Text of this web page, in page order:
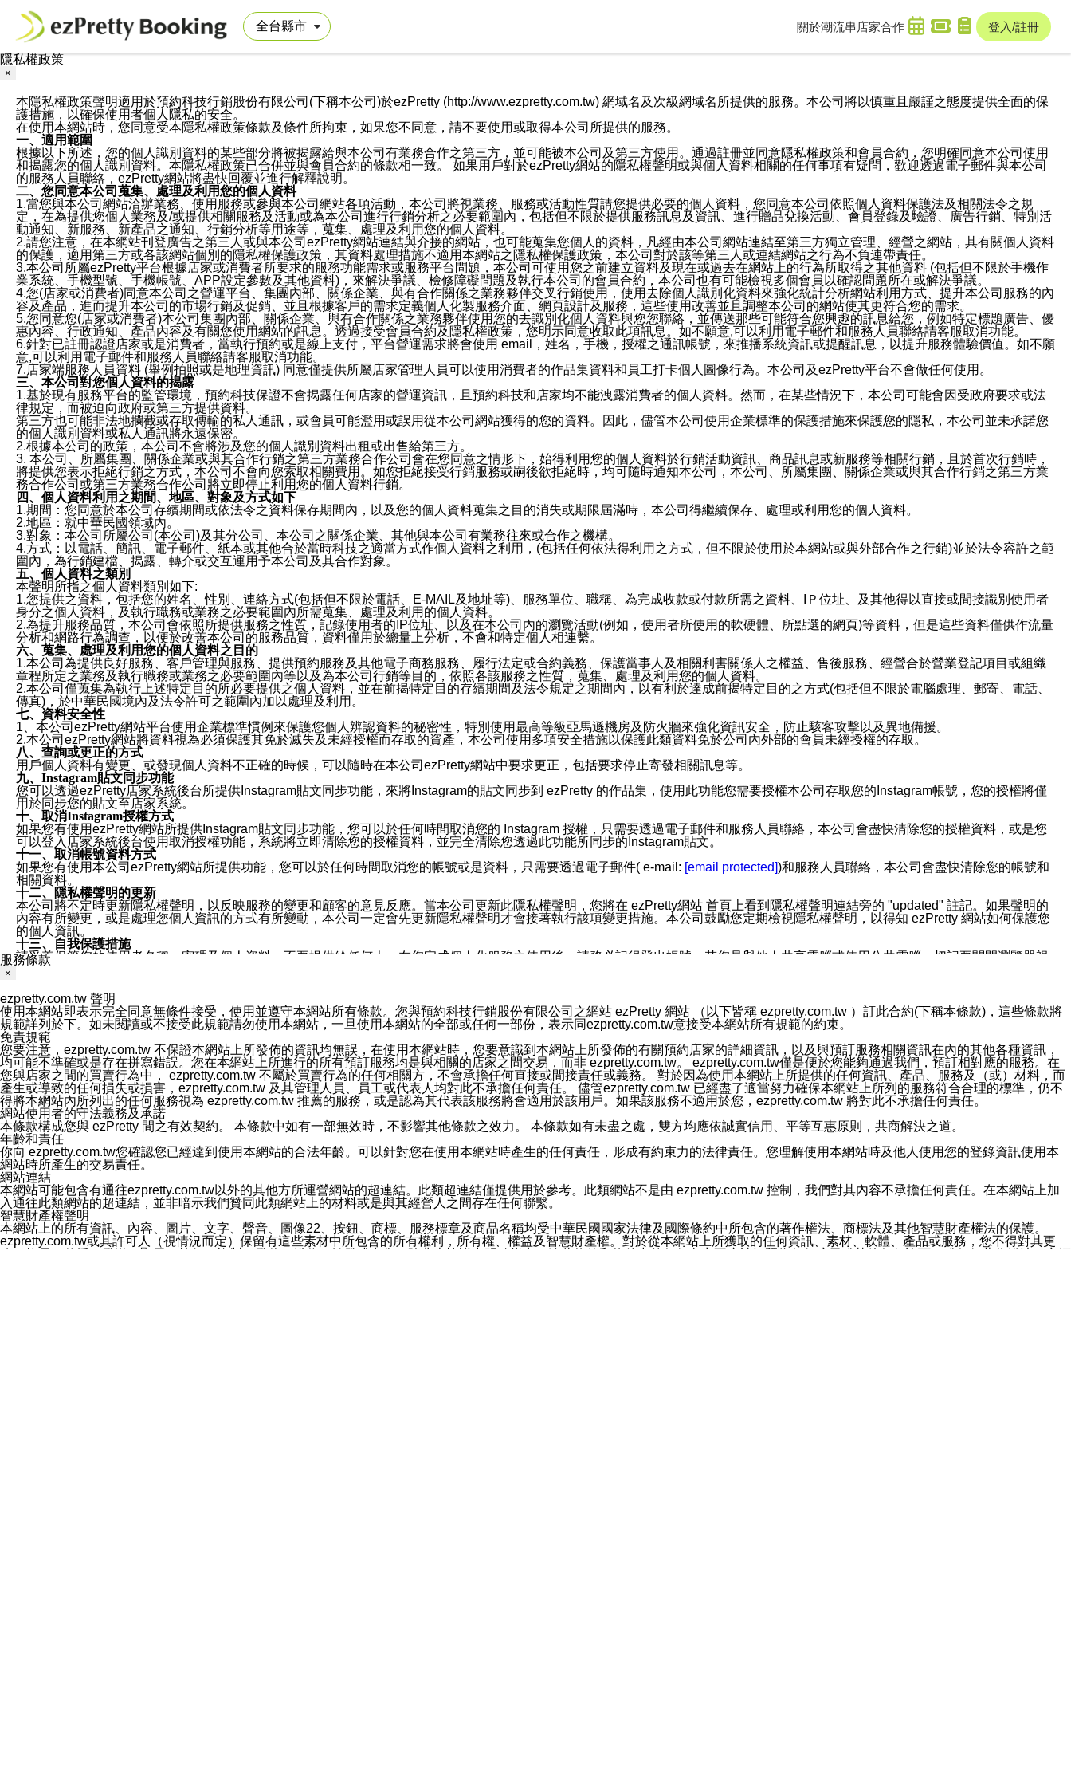
關於潮流串 店家合作 登入/註冊
隱私權政策
×
本隱私權政策聲明適用於預約科技行銷股份有限公司(下稱本公司)於ezPretty (http://www.ezpretty.com.tw) 網域名及次級網域名所提供的服務。本公司將以慎重且嚴謹之態度提供全面的保
護措施，以確保使用者個人隱私的安全。
在使用本網站時，您同意受本隱私權政策條款及條件所拘束，如果您不同意，請不要使用或取得本公司所提供的服務。
一、適用範圍
根據以下所述，您的個人識別資料的某些部分將被揭露給與本公司有業務合作之第三方，並可能被本公司及第三方使用。通過註冊並同意隱私權政策和會員合約，您明確同意本公司使用
和揭露您的個人識別資料。本隱私權政策已合併並與會員合約的條款相一致。 如果用戶對於ezPretty網站的隱私權聲明或與個人資料相關的任何事項有疑問，歡迎透過電子郵件與本公司
的服務人員聯絡，ezPretty網站將盡快回覆並進行解釋說明。
二、您同意本公司蒐集、處理及利用您的個人資料
1.當您與本公司網站洽辦業務、使用服務或參與本公司網站各項活動，本公司將視業務、服務或活動性質請您提供必要的個人資料，您同意本公司依照個人資料保護法及相關法令之規
定，在為提供您個人業務及/或提供相關服務及活動或為本公司進行行銷分析之必要範圍內，包括但不限於提供服務訊息及資訊、進行贈品兌換活動、會員登錄及驗證、廣告行銷、特別活
動通知、新服務、新產品之通知、行銷分析等用途等，蒐集、處理及利用您的個人資料。
2.請您注意，在本網站刊登廣告之第三人或與本公司ezPretty網站連結與介接的網站，也可能蒐集您個人的資料，凡經由本公司網站連結至第三方獨立管理、經營之網站，其有關個人資料
的保護，適用第三方或各該網站個別的隱私權保護政策，其資料處理措施不適用本網站之隱私權保護政策，本公司對於該等第三人或連結網站之行為不負連帶責任。
3.本公司所屬ezPretty平台根據店家或消費者所要求的服務功能需求或服務平台問題，本公司可使用您之前建立資料及現在或過去在網站上的行為所取得之其他資料 (包括但不限於手機作
業系統、手機型號、手機帳號、APP設定參數及其他資料)，來解決爭議、檢修障礙問題及執行本公司的會員合約，本公司也有可能檢視多個會員以確認問題所在或解決爭議。
4.您(店家或消費者)同意本公司之營運平台、集團內部、關係企業、與有合作關係之業務夥伴交叉行銷使用，使用去除個人識別化資料來強化統計分析網站利用方式、提升本公司服務的內
容及產品，進而提升本公司的市場行銷及促銷、並且根據客戶的需求定義個人化製服務介面、網頁設計及服務，這些使用改善並且調整本公司的網站使其更符合您的需求。
5.您同意您(店家或消費者)本公司集團內部、關係企業、與有合作關係之業務夥伴使用您的去識別化個人資料與您您聯絡，並傳送那些可能符合您興趣的訊息給您，例如特定標題廣告、優
惠內容、行政通知、產品內容及有關您使用網站的訊息。透過接受會員合約及隱私權政策，您明示同意收取此項訊息。如不願意,可以利用電子郵件和服務人員聯絡請客服取消功能。
6.針對已註冊認證店家或是消費者，當執行預約或是線上支付，平台營運需求將會使用 email，姓名，手機，授權之通訊帳號，來推播系統資訊或提醒訊息，以提升服務體驗價值。如不願
意,可以利用電子郵件和服務人員聯絡請客服取消功能。
7.店家端服務人員資料 (舉例拍照或是地理資訊) 同意僅提供所屬店家管理人員可以使用消費者的作品集資料和員工打卡個人圖像行為。本公司及ezPretty平台不會做任何使用。
三、本公司對您個人資料的揭露
1.基於現有服務平台的監管環境，預約科技保證不會揭露任何店家的營運資訊，且預約科技和店家均不能洩露消費者的個人資料。然而，在某些情況下，本公司可能會因受政府要求或法
律規定，而被迫向政府或第三方提供資料。
第三方也可能非法地攔截或存取傳輸的私人通訊，或會員可能濫用或誤用從本公司網站獲得的您的資料。因此，儘管本公司使用企業標準的保護措施來保護您的隱私，本公司並未承諾您
的個人識別資料或私人通訊將永遠保密。
2.根據本公司的政策，本公司不會將涉及您的個人識別資料出租或出售給第三方。
3. 本公司、所屬集團、關係企業或與其合作行銷之第三方業務合作公司會在您同意之情形下，始得利用您的個人資料於行銷活動資訊、商品訊息或新服務等相關行銷，且於首次行銷時，
將提供您表示拒絕行銷之方式，本公司不會向您索取相關費用。如您拒絕接受行銷服務或嗣後欲拒絕時，均可隨時通知本公司，本公司、所屬集團、關係企業或與其合作行銷之第三方業
務合作公司或第三方業務合作公司將立即停止利用您的個人資料行銷。
四、個人資料利用之期間、地區、對象及方式如下
1.期間：您同意於本公司存續期間或依法令之資料保存期間內，以及您的個人資料蒐集之目的消失或期限屆滿時，本公司得繼續保存、處理或利用您的個人資料。
2.地區：就中華民國領域內。
3.對象：本公司所屬公司(本公司)及其分公司、本公司之關係企業、其他與本公司有業務往來或合作之機構。
4.方式：以電話、簡訊、電子郵件、紙本或其他合於當時科技之適當方式作個人資料之利用，(包括任何依法得利用之方式，但不限於使用於本網站或與外部合作之行銷)並於法令容許之範
圍內，為行銷建檔、揭露、轉介或交互運用予本公司及其合作對象。
五、個人資料之類別
本聲明所指之個人資料類別如下:
1.您提供之資料，包括您的姓名、性別、連絡方式(包括但不限於電話、E-MAIL及地址等)、服務單位、職稱、為完成收款或付款所需之資料、IＰ位址、及其他得以直接或間接識別使用者
身分之個人資料，及執行職務或業務之必要範圍內所需蒐集、處理及利用的個人資料。
2.為提升服務品質，本公司會依照所提供服務之性質，記錄使用者的IP位址、以及在本公司內的瀏覽活動(例如，使用者所使用的軟硬體、所點選的網頁)等資料，但是這些資料僅供作流量
分析和網路行為調查，以便於改善本公司的服務品質，資料僅用於總量上分析，不會和特定個人相連繫。
六、蒐集、處理及利用您的個人資料之目的
1.本公司為提供良好服務、客戶管理與服務、提供預約服務及其他電子商務服務、履行法定或合約義務、保護當事人及相關利害關係人之權益、售後服務、經營合於營業登記項目或組織
章程所定之業務及執行職務或業務之必要範圍內等以及為本公司行銷等目的，依照各該服務之性質，蒐集、處理及利用您的個人資料。
2.本公司僅蒐集為執行上述特定目的所必要提供之個人資料，並在前揭特定目的存續期間及法令規定之期間內，以有利於達成前揭特定目的之方式(包括但不限於電腦處理、郵寄、電話、
傳真)，於中華民國境內及法令許可之範圍內加以處理及利用。
七、資料安全性
1、本公司ezPretty網站平台使用企業標準慣例來保護您個人辨認資料的秘密性，特別使用最高等級亞馬遜機房及防火牆來強化資訊安全，防止駭客攻擊以及異地備援。
2.本公司ezPretty網站將資料視為必須保護其免於滅失及未經授權而存取的資產，本公司使用多項安全措施以保護此類資料免於公司內外部的會員未經授權的存取。
八、查詢或更正的方式
用戶個人資料有變更、或發現個人資料不正確的時候，可以隨時在本公司ezPretty網站中要求更正，包括要求停止寄發相關訊息等。
九、Instagram貼文同步功能
您可以透過ezPretty店家系統後台所提供Instagram貼文同步功能，來將Instagram的貼文同步到 ezPretty 的作品集，使用此功能您需要授權本公司存取您的Instagram帳號，您的授權將僅
用於同步您的貼文至店家系統。
十、取消Instagram授權方式
如果您有使用ezPretty網站所提供Instagram貼文同步功能，您可以於任何時間取消您的 Instagram 授權，只需要透過電子郵件和服務人員聯絡，本公司會盡快清除您的授權資料，或是您
可以登入店家系統後台使用取消授權功能，系統將立即清除您的授權資料，並完全清除您透過此功能所同步的Instagram貼文。
十一、取消帳號資料方式
如果您有使用本公司ezPretty網站所提供功能，您可以於任何時間取消您的帳號或是資料，只需要透過電子郵件( e-mail: [email protected])和服務人員聯絡，本公司會盡快清除您的帳號和
相關資料。
十二、隱私權聲明的更新
本公司將不定時更新隱私權聲明，以反映服務的變更和顧客的意見反應。當本公司更新此隱私權聲明，您將在 ezPretty網站 首頁上看到隱私權聲明連結旁的 "updated" 註記。如果聲明的
內容有所變更，或是處理您個人資訊的方式有所變動，本公司一定會先更新隱私權聲明才會接著執行該項變更措施。本公司鼓勵您定期檢視隱私權聲明，以得知 ezPretty 網站如何保護您
的個人資訊。
十三、自我保護措施
請妥善保管您的使用者名稱、密碼及個人資料，不要提供給任何人。在您完成個人化服務之使用後，請務必記得登出帳號。若您是與他人共享電腦或使用公共電腦，切記要關閉瀏覽器視
窗，以防止他人讀取您的個人資料、信件或進入所機關管理區。
您同意本公司網站，透過您所提供的郵件地址與您取得聯絡並傳送或宣傳本網站各項服務之資料或電子郵件供您參考。您能依照該資料或電子郵件所指示之方法、說明或功能連結，隨時
停止接收這些資料或電子郵件。
十五、訊息通知
本公司/本服務將以通知型訊息傳送重要訊息給您。即使未加入本公司/本服務好友，您仍可接收到通知型訊息。
本公司/本服務傳送之通知型訊息以對您有效且重要的訊息為限，以廣告或其他目的的訊息皆不會被傳送。滿足以下三個條件者，將可收到通知型訊息。
1.LINE 帳號設定的電話號碼與本公司/本服務所傳來的電話號碼比對相符。
2.該 LINE 帳號已在 LINE APP 設定中，同意接收通知型訊息。
3.LINE 帳號未封鎖傳送訊息之 LINE 官方帳號。
欲變更通知型訊息的設定，操作如下：
1.點選「主頁」＞「設定」
2.點選「隱私設定」
3.點選「提供使用資料」
4.點選「LINE通知型訊息」
5.開關「接收LINE通知型訊息」
❗️關閉「接收通知型訊息」後，將不會接收到來自任何企業官方帳號或認證官方帳號的通知型訊息。
服務條款
×
ezpretty.com.tw 聲明
使用本網站即表示完全同意無條件接受，使用並遵守本網站所有條款。您與預約科技行銷股份有限公司之網站 ezPretty 網站 （以下皆稱 ezpretty.com.tw ）訂此合約(下稱本條款)，這些條款將
規範詳列於下。如未閱讀或不接受此規範請勿使用本網站，一旦使用本網站的全部或任何一部份，表示同ezpretty.com.tw意接受本網站所有規範的約束。
免責規範
您要注意，ezpretty.com.tw 不保證本網站上所發佈的資訊均無誤，在使用本網站時，您要意識到本網站上所發佈的有關預約店家的詳細資訊，以及與預訂服務相關資訊在內的其他各種資訊，
均可能不準確或是存在拼寫錯誤。您在本網站上所進行的所有預訂服務均是與相關的店家之間交易，而非 ezpretty.com.tw。 ezpretty.com.tw僅是便於您能夠通過我們，預訂相對應的服務。在
您與店家之間的買賣行為中， ezpretty.com.tw 不屬於買賣行為的任何相關方，不會承擔任何直接或間接責任或義務。 對於因為使用本網站上所提供的任何資訊、產品、服務及（或）材料，而
產生或導致的任何損失或損害，ezpretty.com.tw 及其管理人員、員工或代表人均對此不承擔任何責任。 儘管ezpretty.com.tw 已經盡了適當努力確保本網站上所列的服務符合合理的標準，仍不
得將本網站內所列出的任何服務視為 ezpretty.com.tw 推薦的服務，或是認為其代表該服務將會適用於該用戶。如果該服務不適用於您，ezpretty.com.tw 將對此不承擔任何責任。
網站使用者的守法義務及承諾
本條款構成您與 ezPretty 間之有效契約。 本條款中如有一部無效時，不影響其他條款之效力。 本條款如有未盡之處，雙方均應依誠實信用、平等互惠原則，共商解決之道。
年齡和責任
你向 ezpretty.com.tw您確認您已經達到使用本網站的合法年齡。可以針對您在使用本網站時產生的任何責任，形成有約束力的法律責任。您理解使用本網站時及他人使用您的登錄資訊使用本
網站時所產生的交易責任。
網站連結
本網站可能包含有通往ezpretty.com.tw以外的其他方所運營網站的超連結。此類超連結僅提供用於參考。此類網站不是由 ezpretty.com.tw 控制，我們對其內容不承擔任何責任。在本網站上加
入通往此類網站的超連結，並非暗示我們贊同此類網站上的材料或是與其經營人之間存在任何聯繫。
智慧財產權聲明
本網站上的所有資訊、內容、圖片、文字、聲音、圖像22、按鈕、商標、服務標章及商品名稱均受中華民國國家法律及國際條約中所包含的著作權法、商標法及其他智慧財產權法的保護。
ezpretty.com.tw或其許可人（視情況而定）保留有這些素材中所包含的所有權利，所有權、權益及智慧財產權。對於從本網站上所獲取的任何資訊、素材、軟體、產品或服務，您不得對其更